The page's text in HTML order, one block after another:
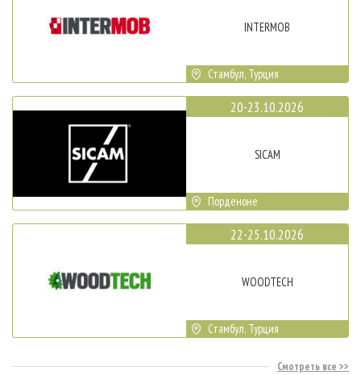
INTERMOB
Стамбул, Турция
20-23.10.2026
SICAM
Порденоне
22-25.10.2026
WOODTECH
Стамбул, Турция
Смотреть все